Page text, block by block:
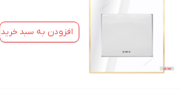
افزودن به سبد خرید